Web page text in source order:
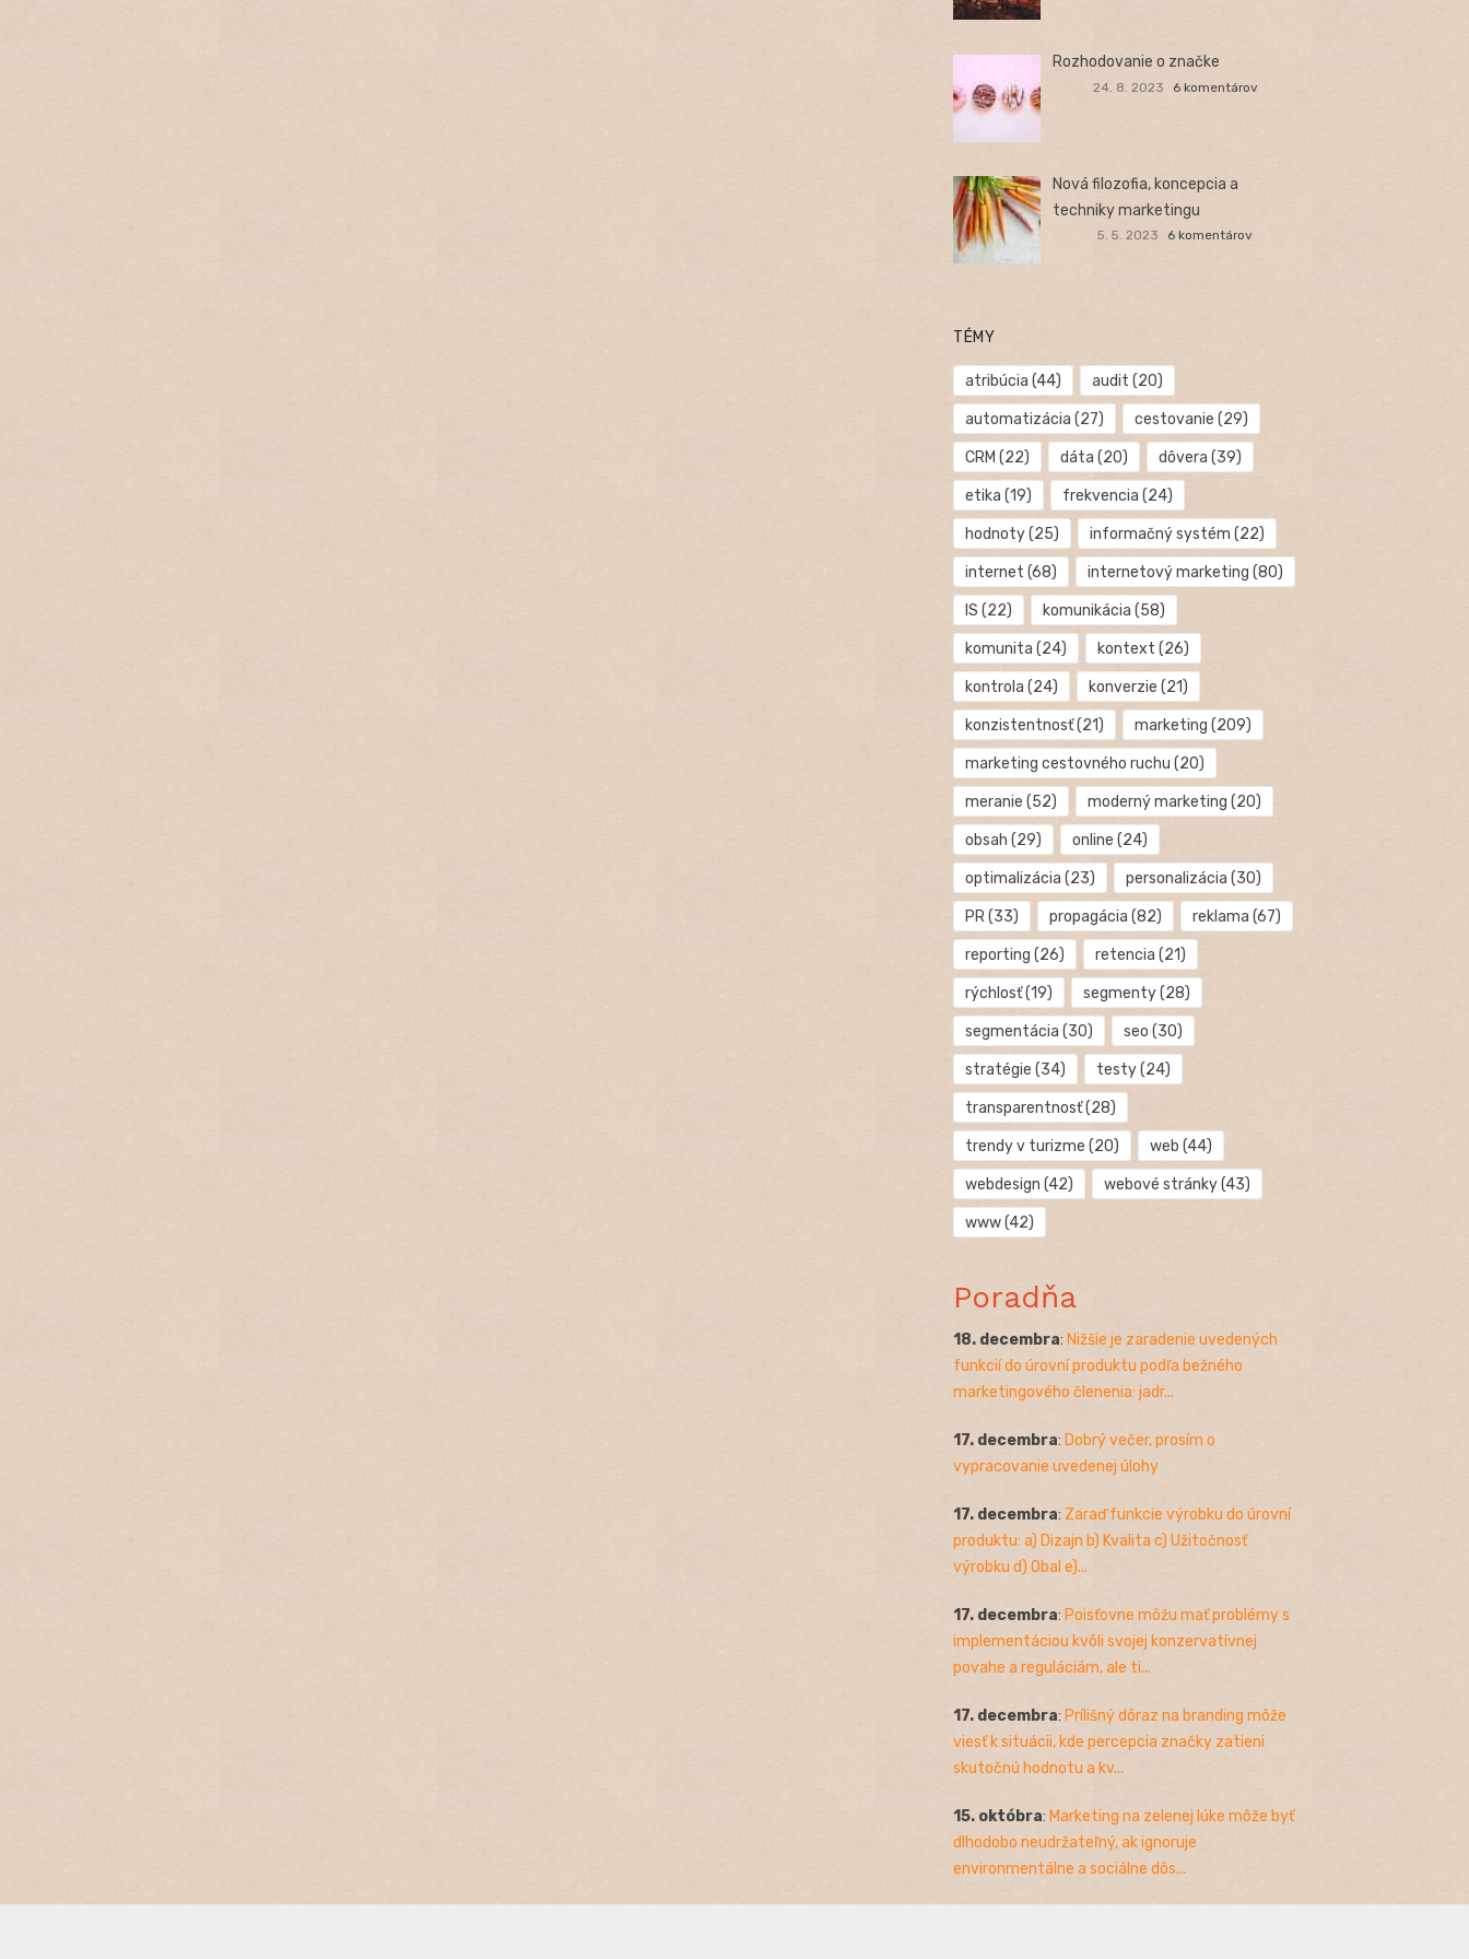
Rozhodovanie o značke
24. 8. 2023 6 komentárov
Nová filozofia, koncepcia a
techniky marketingu
5. 5. 2023 6 komentárov
TÉMY
atribúcia (44) audit (20)
automatizácia (27) cestovanie (29)
CRM (22) dáta (20) dôvera (39)
etika (19) frekvencia (24)
hodnoty(25) informačný systém (22)
internet (68) internetový marketing (80)
IS (22) komunikácia (58)
komunita (24) kontext (26)
kontrola (24) konverzie (21)
konzistentnosť(21) marketing (209)
marketing cestovného ruchu (20)
meranie (52) moderný marketing (20)
obsah (29) online (24)
optimalizácia (23) personalizácia (30)
PR(33) propagácia (82) reklama (67)
reporting (26) retencia (21)
rýchlosť(19) segmenty(28)
segmentácia (30) seo (30)
stratégie (34) testy(24)
transparentnosť(28)
trendy v turizme (20) web (44)
webdesign (42) webové stránky(43)
www(42)
Poradňa
18. decembra: Nižšie je zaradenie uvedených
funkcií do úrovní produktu podľa bežného
marketingového členenia: jadr...
17. decembra: Dobrý večer, prosím o
vypracovanie uvedenej úlohy
17. decembra: Zaraď funkcie výrobku do úrovní
produktu: a) Dizajn b) Kvalita c) Užitočnosť
výrobku d) Obal e)...
17. decembra: Poisťovne môžu mať problémy s
implementáciou kvôli svojej konzervatívnej
povahe a reguláciám, ale ti...
17. decembra: Prílišný dôraz na branding môže
viesť k situácii, kde percepcia značky zatieni
skutočnú hodnotu a kv...
15. októbra: Marketing na zelenej lúke môže byť
dlhodobo neudržateľný, ak ignoruje
environmentálne a sociálne dôs...